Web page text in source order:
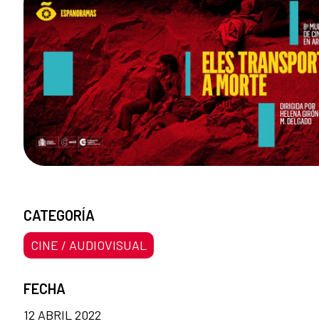
CATEGORÍA
CINE / AUDIOVISUAL
FECHA
12 ABRIL 2022